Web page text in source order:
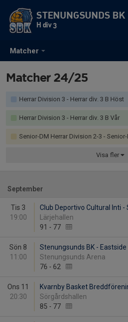
Matcher
STENUNGSUNDS BK
H div 3
Matcher 24/25
Herrar Division 3 - Herrar div. 3 B Höst
Herrar Division 3 - Herrar div. 3 B Vår
Senior-DM Herrar Division 2-3 -
Visa fler
September
Tis 3
19:00
Club Deportivo Cultural Inti -
Lärjehallen
91 - 77
Sön 8
11:00
Stenungsunds BK -
Stenungsunds Arena
76 - 62
Ons 11
20:30
Kvarnby Basket
Sörgårdshallen
85 - 77